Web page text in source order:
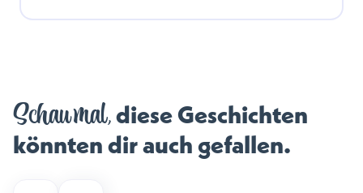
Schau mal,diese Geschichten
könnten dir auch gefallen.